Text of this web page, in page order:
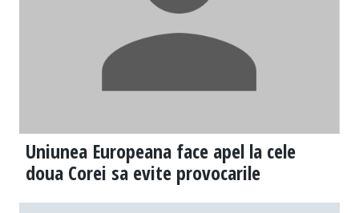
Uniunea Europeana face apel la cele
doua Corei sa evite provocarile